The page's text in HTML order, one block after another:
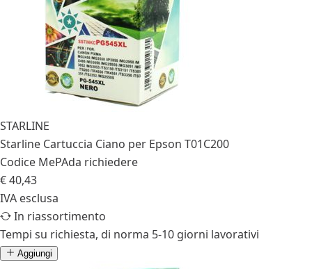
STARLINE
Starline Cartuccia Ciano per Epson T01C200
Codice MePAda richiedere
€ 40,43
IVA esclusa
In riassortimento
Tempi su richiesta, di norma 5-10 giorni lavorativi
Aggiungi